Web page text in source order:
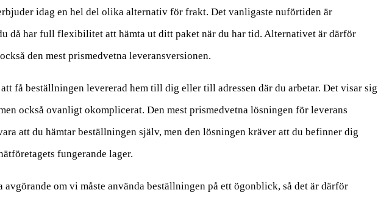
idag en hel del olika alternativ för frakt. Det vanligaste nuförtiden är
då har full flexibilitet att hämta ut ditt paket när du har tid. Alternativet är därför
den mest prismedvetna leveransversionen.
få beställningen levererad hem till dig eller till adressen där du arbetar. Det visar sig
också ovanligt okomplicerat. Den mest prismedvetna lösningen för leverans
att du hämtar beställningen själv, men den lösningen kräver att du befinner dig
fungerande lager.
avgörande om vi måste använda beställningen på ett ögonblick, så det är därför